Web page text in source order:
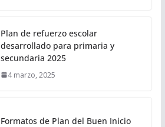
Plan de refuerzo escolar
desarrollado para primaria y
secundaria 2025
4 marzo, 2025
Formatos de Plan del Buen Inicio